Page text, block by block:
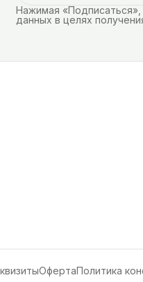
Нажимая «Подписаться»,
данных в целях
ОфертаПолитика